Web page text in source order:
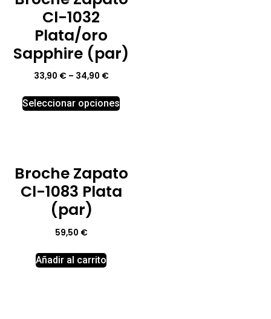
Cl-1032
Plata/oro
Sapphire (par)
33,90 €– 34,90 €
Seleccionar opciones
Broche Zapato
Cl-1083 Plata
(par)
59,50 €
Añadir al carrito